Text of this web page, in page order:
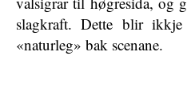
slagkraft. Dette blir
«naturleg» bak scenane.